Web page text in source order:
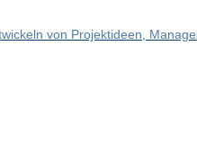
von Projektideen,